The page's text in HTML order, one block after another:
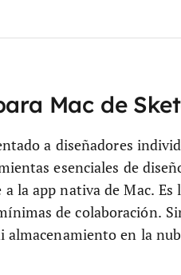
Mac de
a diseñadores
esenciales de
la app nativa de Mac.
de colaboración.
almacenamiento en la